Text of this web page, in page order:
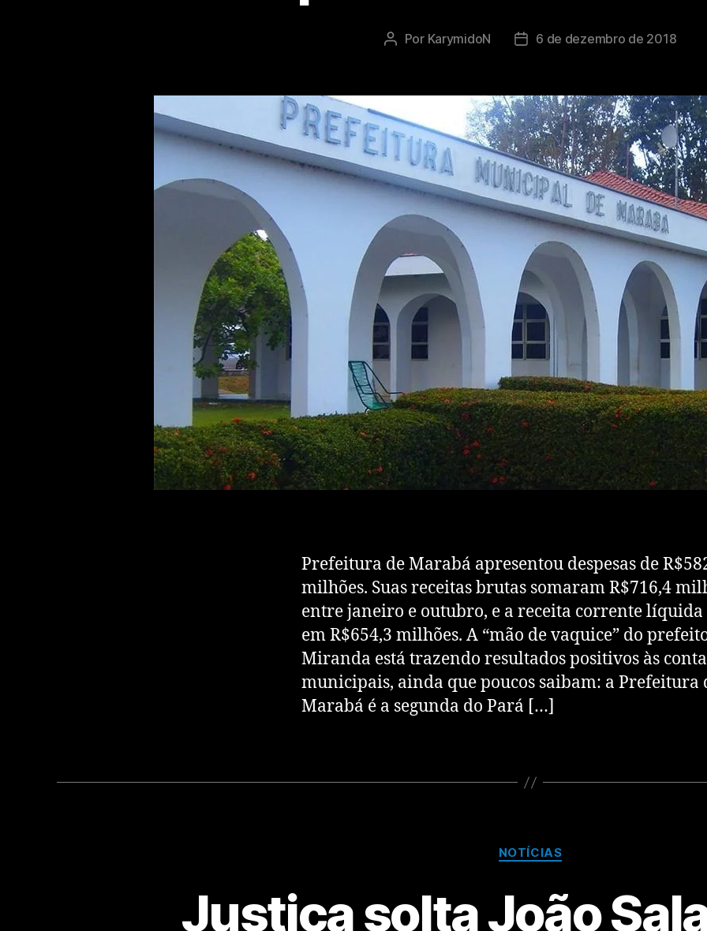
Por KarymidoN 6 de dezembro de 2018
Prefeitura de Marabá apresentou despesas de
milhões. Suas receitas brutas somaram R$716,4
entre janeiro e outubro, e a receita corrente
em R$654,3 milhões. A “mão de vaquice” do
Miranda está trazendo resultados positivos às
municipais, ainda que poucos saibam: a Prefeitura
Marabá é a segunda do Pará […]
NOTÍCIAS
Justiça solta João